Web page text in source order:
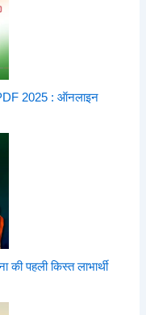
PDF 2025 : ऑनलाइन
पहली किस्त लाभार्थी